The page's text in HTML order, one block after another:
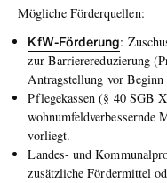
Mögliche Förderquellen:
KfW-Förderung:
zur Barrierereduzierung
Antragstellung vor Beginn
Pflegekassen (§ 40 SGB
wohnumfeldverbessernde
vorliegt.
Landes- und
zusätzliche Fördermittel